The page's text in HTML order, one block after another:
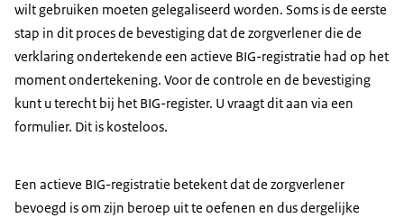
wilt gebruiken moeten gelegaliseerd worden. Soms is de eerste
stap in dit proces de bevestiging dat de zorgverlener die de
verklaring ondertekende een actieve BIG-registratie had op het
moment ondertekening. Voor de controle en de bevestiging
kunt u terecht bij het BIG-register. U vraagt dit aan via een
formulier. Dit is kosteloos.
Een actieve BIG-registratie betekent dat de zorgverlener
bevoegd is om zijn beroep uit te oefenen en dus dergelijke